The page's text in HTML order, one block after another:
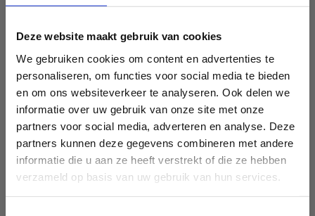
Deze website maakt gebruik van cookies
We gebruiken cookies om content en advertenties te
personaliseren, om functies voor social media te bieden
en om ons websiteverkeer te analyseren. Ook delen we
informatie over uw gebruik van onze site met onze
partners voor social media, adverteren en analyse. Deze
partners kunnen deze gegevens combineren met andere
informatie die u aan ze heeft verstrekt of die ze hebben
verzameld op basis van uw gebruik van hun services.
Sport Vlaanderen Gent